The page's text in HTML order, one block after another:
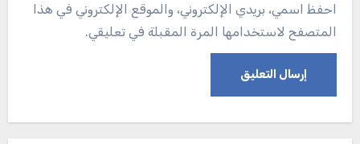
احفظ اسمي، بريدي الإلكتروني، والموقع الإلكتروني في هذا
المتصفح لاستخدامها المرة المقبلة في تعليقي.